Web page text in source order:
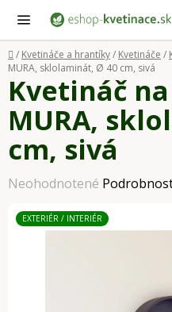
obsah
Domov
/ Kvetináče a hrantíky/ Kvetináče /
MURA, sklolaminát, Ø 40 cm, sivá
Kvetináč
MURA,
cm, sivá
Priemerné
produktu
Neohodnotené
EXTERIÉR / INTERIÉR